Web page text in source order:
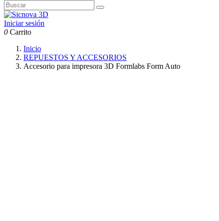
Iniciar sesión
0 Carrito
Inicio
REPUESTOS Y ACCESORIOS
Accesorio para impresora 3D Formlabs Form Auto